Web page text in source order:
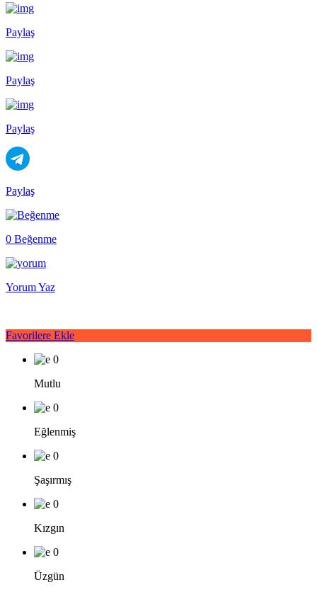
Paylaş
Paylaş
Paylaş
Paylaş
0 Beğenme
Yorum Yaz
Favorilere Ekle
0
Mutlu
0
Eğlenmiş
0
Şaşırmış
0
Kızgın
0
Üzgün